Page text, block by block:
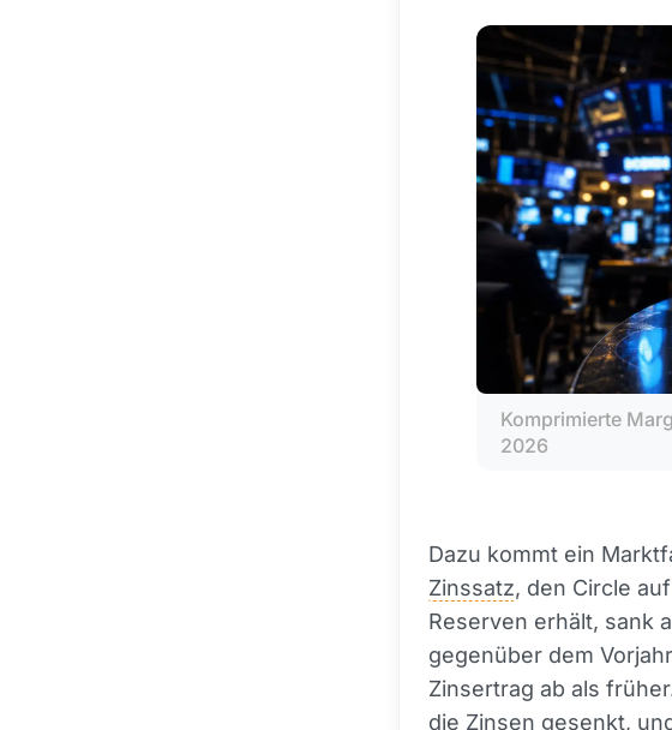
Komprimierte
2026
Dazu kommt ein
Zinssatz, den Circle
Reserven erhält, sank
gegenüber dem
Zinsertrag ab als
die Zinsen gesenkt,